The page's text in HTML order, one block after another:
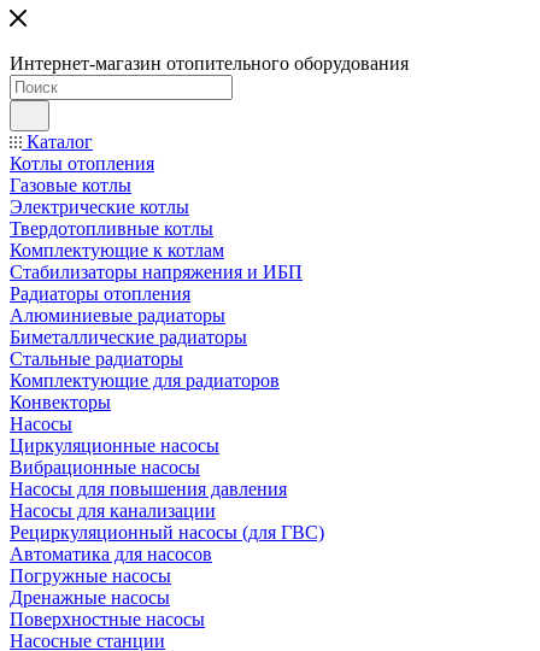
Интернет-магазин отопительного оборудования
Каталог
Котлы отопления
Газовые котлы
Электрические котлы
Твердотопливные котлы
Комплектующие к котлам
Стабилизаторы напряжения и ИБП
Радиаторы отопления
Алюминиевые радиаторы
Биметаллические радиаторы
Стальные радиаторы
Комплектующие для радиаторов
Конвекторы
Насосы
Циркуляционные насосы
Вибрационные насосы
Насосы для повышения давления
Насосы для канализации
Рециркуляционный насосы (для ГВС)
Автоматика для насосов
Погружные насосы
Дренажные насосы
Поверхностные насосы
Насосные станции